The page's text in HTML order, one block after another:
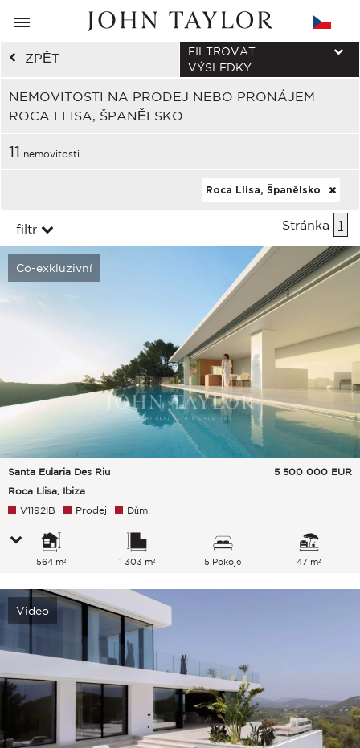
ZPĚT
NEMOVITOSTI NA PRODEJ NEBO PRONÁJEM
ROCA LLISA, ŠPANĚLSKO
FILTROVAT
VÝSLEDKY
11 nemovitosti
Roca Llisa, Španělsko
filtr Stránka 1
Co-exkluzivní
Santa Eularia Des Riu
Roca Llisa, Ibiza
5 500 000 EUR
V1192IB Prodej Dům
564 m² 1 303 m² 5 Pokoje 47 m²
Video